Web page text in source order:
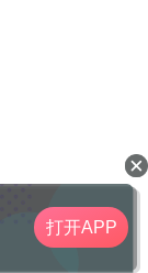
打开APP